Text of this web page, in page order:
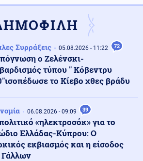
του Δούναβη και φάνηκαν τα θεμέλια
του Μεγάλου Κωνσταντίνου
06.08.2026 - 19:08
δείχνουν οι πρόσφατες στρατιωτικές
Τουρκία υπό τον Ερντογάν για την πορεία
σχέσεων;
06.08.2026 - 18:56
στο Νόρφολκ της Βρετανίας, η
φυγάδευσε παράνομους μετανάστες από
τις απειλές των κατοίκων (βίντεο)
Συρράξεις 05.08.2026 - 11:22 72
ο Ζελένσκι-
τύπου " Κόβεντρυ
το Κίεβο χθες βράδυ
06.08.2026 - 09:09 39
«ηλεκτροσόκ» για το
Ελλάδας-Κύπρου: Ο
εκβιασμός και η είσοδος